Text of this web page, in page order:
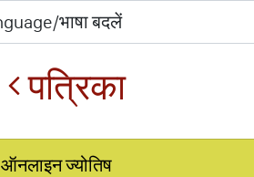
पत्रिका
ऑनलाइन ज्योतिष